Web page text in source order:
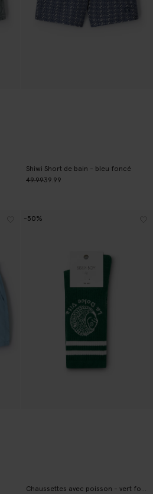
Shiwi Short de bain - bleu foncé
49.9939.99
Chaussettes avec poisson - vert foncé
-50%